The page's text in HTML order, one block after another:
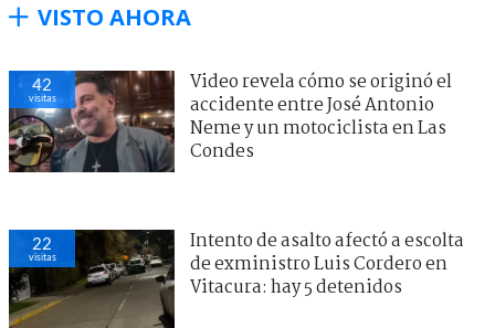
VISTO AHORA
42
visitas
Video revela cómo se originó el
accidente entre José Antonio
Neme y un motociclista en Las
Condes
22
visitas
Intento de asalto afectó a escolta
de exministro Luis Cordero en
Vitacura: hay 5 detenidos